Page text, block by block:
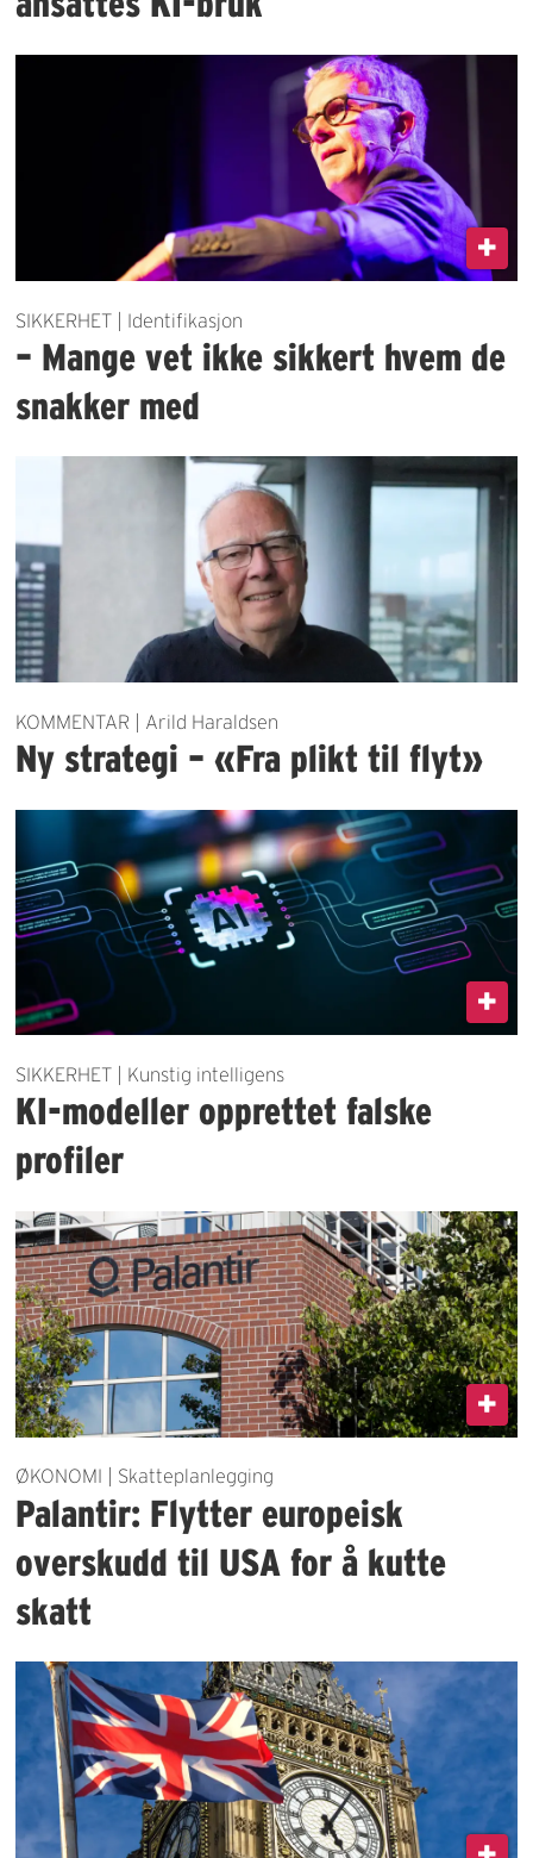
SIKKERHET | Identifikasjon
– Mange vet ikke sikkert hvem de
snakker med
KOMMENTAR | Arild Haraldsen
Ny strategi – «Fra plikt til flyt»
SIKKERHET | Kunstig intelligens
KI-modeller opprettet falske
profiler
ØKONOMI | Skatteplanlegging
Palantir: Flytter europeisk
overskudd til USA for å kutte
skatt